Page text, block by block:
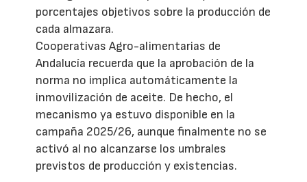
porcentajes objetivos sobre la producción de
cada almazara.
Cooperativas Agro-alimentarias de
Andalucía recuerda que la aprobación de la
norma no implica automáticamente la
inmovilización de aceite. De hecho, el
mecanismo ya estuvo disponible en la
campaña 2025/26, aunque finalmente no se
activó al no alcanzarse los umbrales
previstos de producción y existencias.